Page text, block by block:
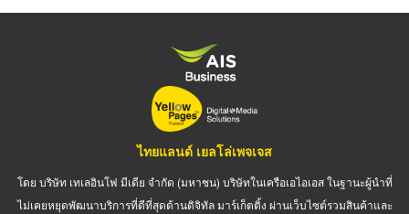
ไทยแลนด์ เยลโล่เพจเจส
โดย บริษัท เทเลอินโฟ มีเดีย จำกัด (มหาชน) บริษัทในเครือเอไอเอส ในฐานะผู้นำที่
ไม่เคยหยุดพัฒนาบริการที่ดีที่สุดด้านดิจิทัล มาร์เก็ตติ้ง ผ่านเว็บไซต์รวมสินค้าและ